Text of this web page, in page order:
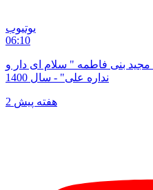
یوتیوب
06:10
مجید بنی فاطمه " سلام ای دار و
نداره علی" - سال 1400
2 هفته پیش